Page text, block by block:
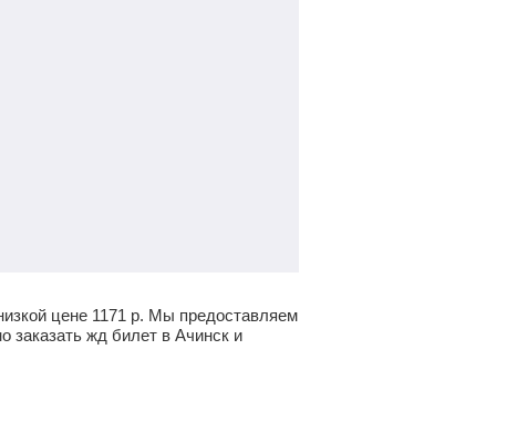
цене 1171 р. Мы предоставляем
заказать жд билет в Ачинск и